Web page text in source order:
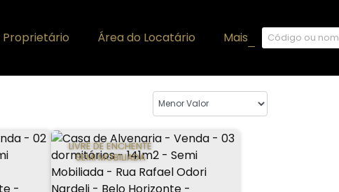
Mais
Área do Locatário
Proprietário
LIVRE DE ENCHENTE
SEMI MOBILIADA